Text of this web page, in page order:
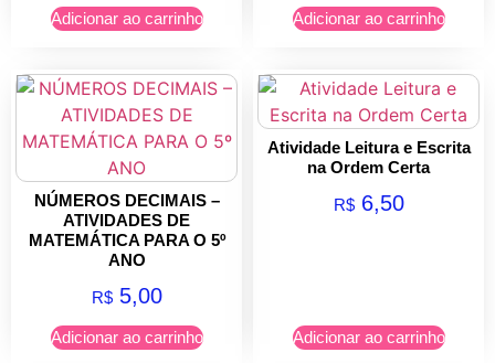
Adicionar ao carrinho Adicionar ao carrinho
NÚMEROS DECIMAIS –
ATIVIDADES DE
MATEMÁTICA PARA O 5º
ANO
R$5,00
Adicionar ao carrinho
Atividade Leitura e Escrita
na Ordem Certa
R$6,50
Adicionar ao carrinho